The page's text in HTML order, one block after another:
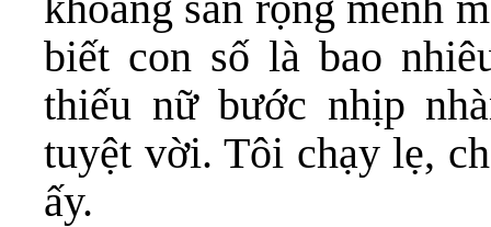
biết con số là bao
thiếu nữ bước nhịp
tuyệt vời. Tôi chạy lẹ,
ấy.